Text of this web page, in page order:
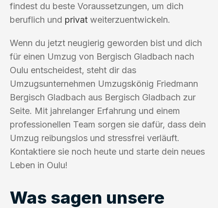
findest du beste Voraussetzungen, um dich
beruflich und privat weiterzuentwickeln.
Wenn du jetzt neugierig geworden bist und dich
für einen Umzug von Bergisch Gladbach nach
Oulu entscheidest, steht dir das
Umzugsunternehmen Umzugskönig Friedmann
Bergisch Gladbach aus Bergisch Gladbach zur
Seite. Mit jahrelanger Erfahrung und einem
professionellen Team sorgen sie dafür, dass dein
Umzug reibungslos und stressfrei verläuft.
Kontaktiere sie noch heute und starte dein neues
Leben in Oulu!
Was sagen unsere